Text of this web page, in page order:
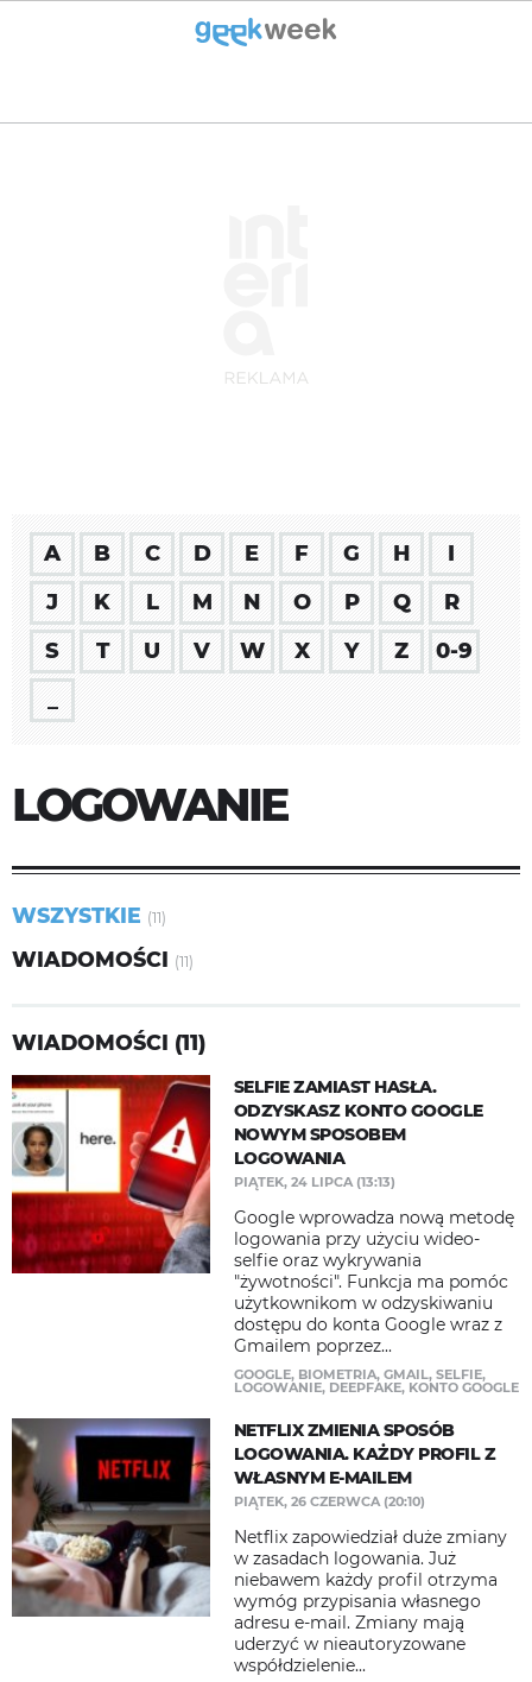
A B C D E F G H
I
J
K L M N O P Q
R
S
T U V W X Y Z
0-9
LOGOWANIE
WSZYSTKIE (11)
WIADOMOŚCI (11)
WIADOMOŚCI (11)
SELFIE ZAMIAST HASŁA.
ODZYSKASZ KONTO GOOGLE
NOWYM SPOSOBEM
LOGOWANIA
PIĄTEK, 24 LIPCA (13:13)
Google wprowadza nową metodę
logowania przy użyciu wideo-
selfie oraz wykrywania
"żywotności". Funkcja ma pomóc
użytkownikom w odzyskiwaniu
dostępu do konta Google wraz z
Gmailem poprzez...
GOOGLE, BIOMETRIA, GMAIL, SELFIE,
LOGOWANIE, DEEPFAKE, KONTO GOOGLE
NETFLIX ZMIENIA SPOSÓB
LOGOWANIA. KAŻDY PROFIL Z
WŁASNYM E-MAILEM
PIĄTEK, 26 CZERWCA (20:10)
Netflix zapowiedział duże zmiany
w zasadach logowania. Już
niebawem każdy profil otrzyma
wymóg przypisania własnego
adresu e-mail. Zmiany mają
uderzyć w nieautoryzowane
współdzielenie...